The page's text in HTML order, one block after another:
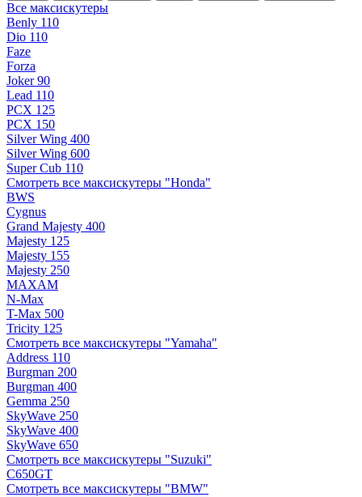
Все максискутеры
Benly 110
Dio 110
Faze
Forza
Joker 90
Lead 110
PCX 125
PCX 150
Silver Wing 400
Silver Wing 600
Super Cub 110
Смотреть все максискутеры "Honda"
BWS
Cygnus
Grand Majesty 400
Majesty 125
Majesty 155
Majesty 250
MAXAM
N-Max
T-Max 500
Tricity 125
Смотреть все максискутеры "Yamaha"
Address 110
Burgman 200
Burgman 400
Gemma 250
SkyWave 250
SkyWave 400
SkyWave 650
Смотреть все максискутеры "Suzuki"
C650GT
Смотреть все максискутеры "BMW"